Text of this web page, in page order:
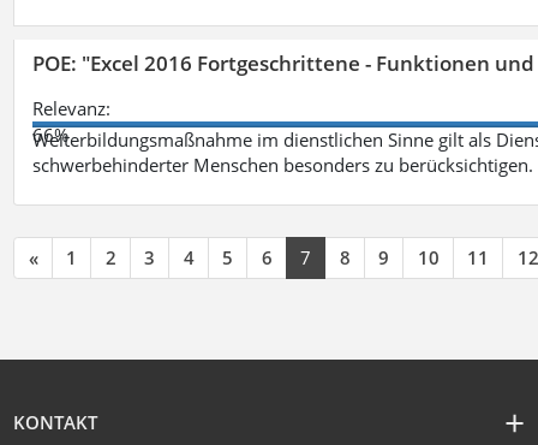
POE: "Excel 2016 Fortgeschrittene - Funktionen
Relevanz:
66%
Weiterbildungsmaßnahme im dienstlichen Sinne gilt als
schwerbehinderter Menschen besonders zu berücksichtigen.
« 1 2 3 4 5 6 7 8 9 10 11 12
KONTAKT